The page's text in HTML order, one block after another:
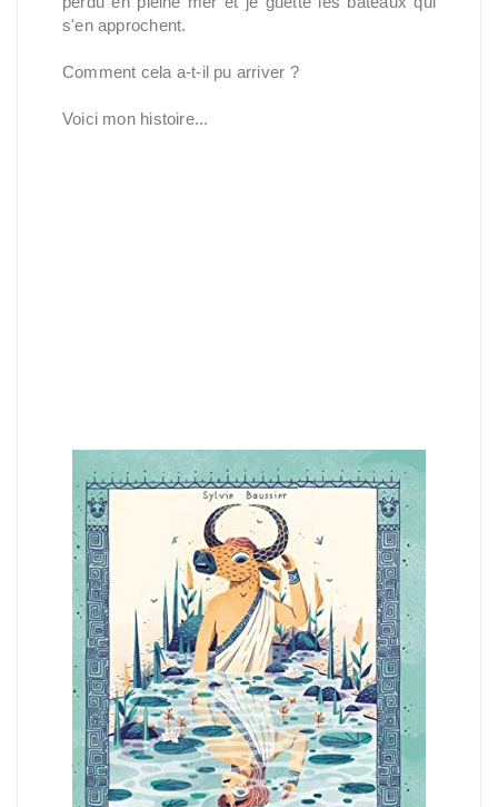
s'en approchent.
Comment cela a-t-il pu arriver ?
Voici mon histoire...